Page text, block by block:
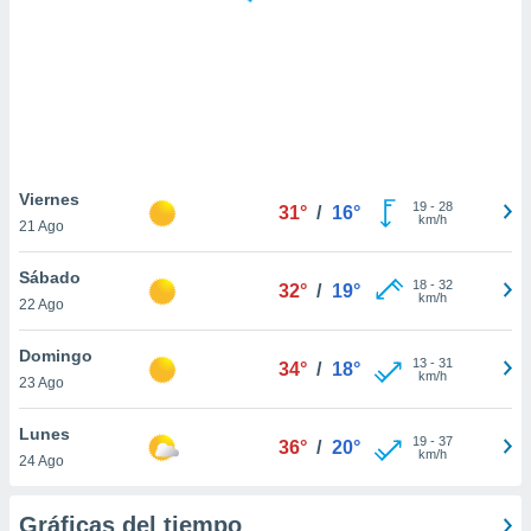
únicos
similares
como
IP
de
posible
traten tus
en
Para
Viernes
21 Ago
31° / 16° 19- 28
km/h
Sábado
22 Ago
32° / 19° 18- 32
km/h
Domingo
23 Ago
34° / 18° 13- 31
km/h
Lunes
24 Ago
36° / 20° 19- 37
km/h
Gráficas del tiempo